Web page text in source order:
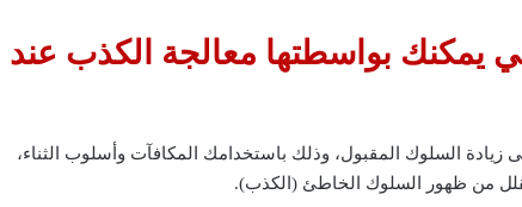
يمكنك بواسطتها معالجة الكذب عند
زيادة السلوك المقبول، وذلك باستخدامك المكافآت وأسلوب الثناء،
من ظهور السلوك الخاطئ (الكذب).